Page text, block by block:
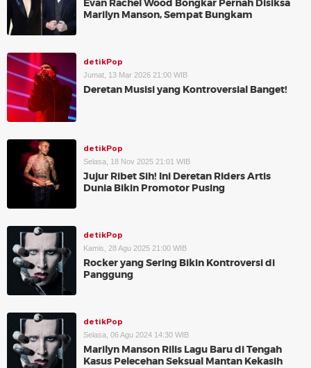
Evan Rachel Wood Bongkar Pernah Disiksa
Marilyn Manson, Sempat Bungkam
detikPop
Jumat, 13 Mar 2026 21:00 WIB
Deretan Musisi yang Kontroversial Banget!
detikPop
Selasa, 18 Nov 2025 21:01 WIB
Jujur Ribet Sih! Ini Deretan Riders Artis
Dunia Bikin Promotor Pusing
detikPop
Kamis, 28 Agu 2025 21:00 WIB
Rocker yang Sering Bikin Kontroversi di
Panggung
detikPop
Selasa, 06 Agu 2024 14:30 WIB
Marilyn Manson Rilis Lagu Baru di Tengah
Kasus Pelecehan Seksual Mantan Kekasih